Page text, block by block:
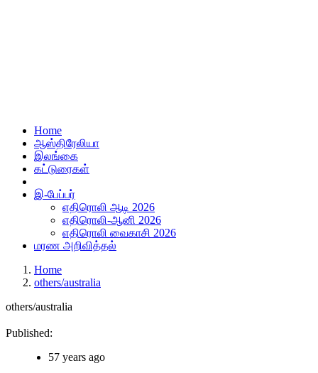
Home
ஆஸ்திரேலியா
இலங்கை
கட்டுரைகள்
இ-பேப்பர்
எதிரொலி ஆடி 2026
எதிரொலி-ஆனி 2026
எதிரொலி வைகாசி 2026
மரண அறிவித்தல்
Home
others/australia
others/australia
Published:
57 years ago